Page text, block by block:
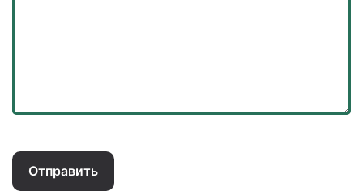
Отправить